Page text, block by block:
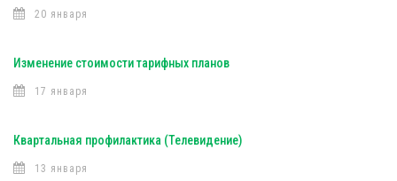
20 января
Изменение стоимости тарифных планов
17 января
Квартальная профилактика (Телевидение)
13 января